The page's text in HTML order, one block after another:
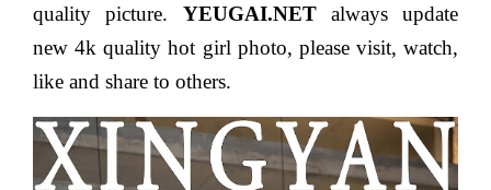
quality picture. YEUGAI.NETalways update
new 4k quality hot girl photo, please visit, watch,
like and share to others.